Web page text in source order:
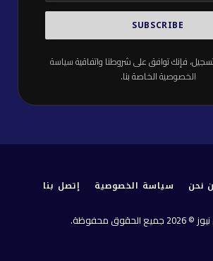
فإنك توافق على شروطنا واتفاقيةسياسة
الخصوصيةالخاصة بنا.
نحن سياسة الخصوصية إتصل بنا
الحقوق محفوظة.